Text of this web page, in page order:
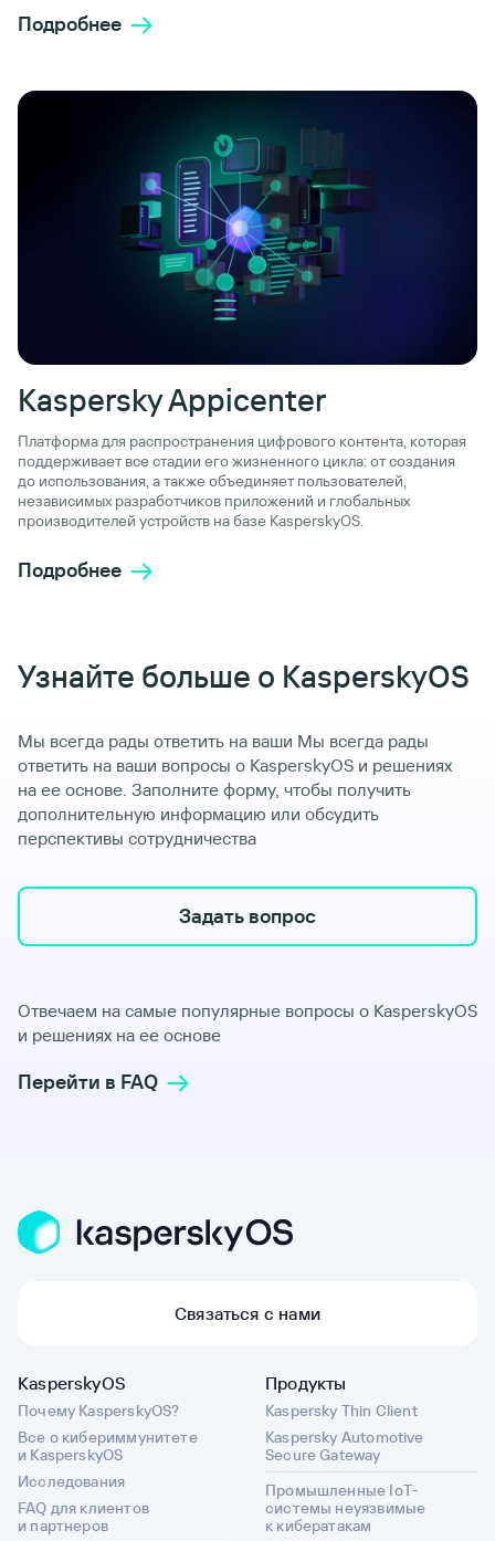
Подробнее
Kaspersky Appicenter
Платформа для распространения цифрового контента, которая
поддерживает все стадии его жизненного цикла: от создания
до использования, а также объединяет пользователей,
независимых разработчиков приложений и глобальных
производителей устройств на базе KasperskyOS.
Подробнее
Узнайте больше о KasperskyOS
Мы всегда рады ответить на ваши Мы всегда рады
ответить на ваши вопросы о KasperskyOS и решениях
на ее основе. Заполните форму, чтобы получить
дополнительную информацию или обсудить
перспективы сотрудничества
Задать вопрос
Отвечаем на самые популярные вопросы о KasperskyOS
и решениях на ее основе
Перейти в FAQ
Связаться с нами
KasperskyOS
Почему KasperskyOS?
Все о кибериммунитете
и KasperskyOS
Исследования
FAQ для клиентов
и партнеров
Продукты
Kaspersky Thin Client
Kaspersky Automotive
Secure Gateway
Промышленные IoT-
системы неуязвимые
к кибератакам